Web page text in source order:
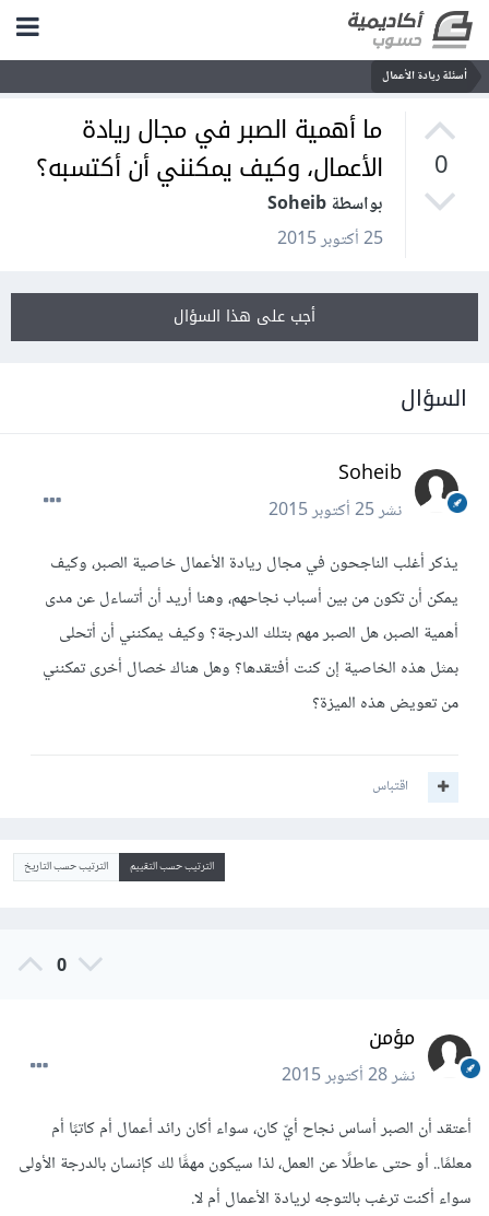
أسئلة ريادة الأعمال
0
ما أهمية الصبر في مجال ريادة
الأعمال، وكيف يمكنني أن أكتسبه؟
بواسطة Soheib
25 أكتوبر 2015
أجب على هذا السؤال
السؤال
Soheib
نشر25 أكتوبر 2015
يذكر أغلب الناجحون في مجال ريادة الأعمال خاصية الصبر، وكيف
يمكن أن تكون من بين أسباب نجاحهم، وهنا أريد أن أتساءل عن مدى
أهمية الصبر، هل الصبر مهم بتلك الدرجة؟ وكيف يمكنني أن أتحلى
بمثل هذه الخاصية إن كنت أفتقدها؟ وهل هناك خصال أخرى تمكنني
من تعويض هذه الميزة؟
اقتباس
الترتيب حسب التقييم الترتيب حسب التاريخ
0
مؤمن
نشر28 أكتوبر 2015
أعتقد أن الصبر أساس نجاح أيّ كان، سواء أكان رائد أعمال أم كاتبًا أم
معلمًا.. أو حتى عاطلًا عن العمل، لذا سيكون مهمًّا لك كإنسان بالدرجة الأولى
سواء أكنت ترغب بالتوجه لريادة الأعمال أم لا.